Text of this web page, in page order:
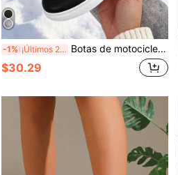
-1% ¡Últimos 2 días Botas de motocicleta de estilo británico corto con suela gruesa y cremallera única para mujer, primavera/otoño
$30.29